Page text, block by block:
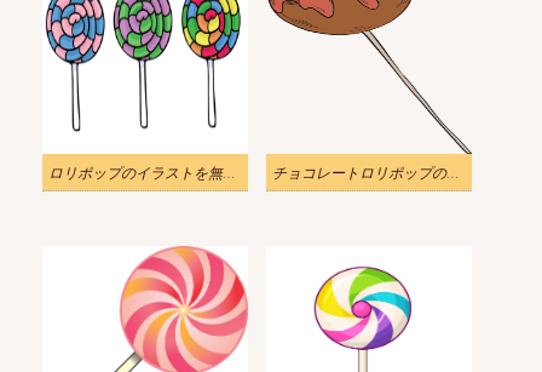
ロリポップのイラストを無料でダウンロード 2 チョコレートロリポップのイラスト